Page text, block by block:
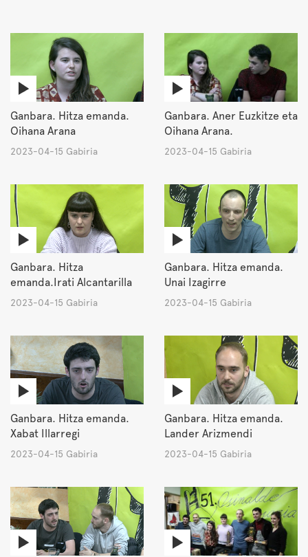
Ganbara. Hitza emanda.
Oihana Arana
2023-04-15 Gabiria
Ganbara. Aner Euzkitze eta
Oihana Arana.
2023-04-15 Gabiria
Ganbara. Hitza
emanda.Irati Alcantarilla
2023-04-15 Gabiria
Ganbara. Hitza emanda.
Unai Izagirre
2023-04-15 Gabiria
Ganbara. Hitza emanda.
Xabat Illarregi
2023-04-15 Gabiria
Ganbara. Hitza emanda.
Lander Arizmendi
2023-04-15 Gabiria